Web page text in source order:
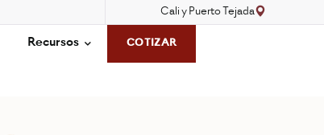
Cali y Puerto Tejada
Recursos COTIZAR